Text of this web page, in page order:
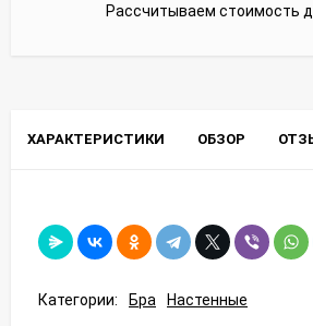
Рассчитываем стоимость
ХАРАКТЕРИСТИКИ ОБЗОР
Категории: Бра Настенные